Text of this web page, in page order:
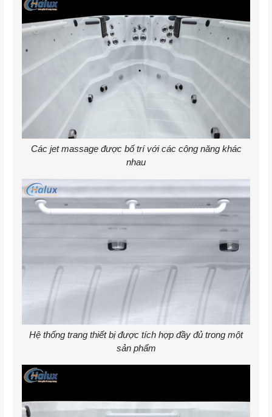
Các jet massage được bố trí với các công năng khác
nhau
Hệ thống trang thiết bị được tích hợp đầy đủ trong một
sản phẩm